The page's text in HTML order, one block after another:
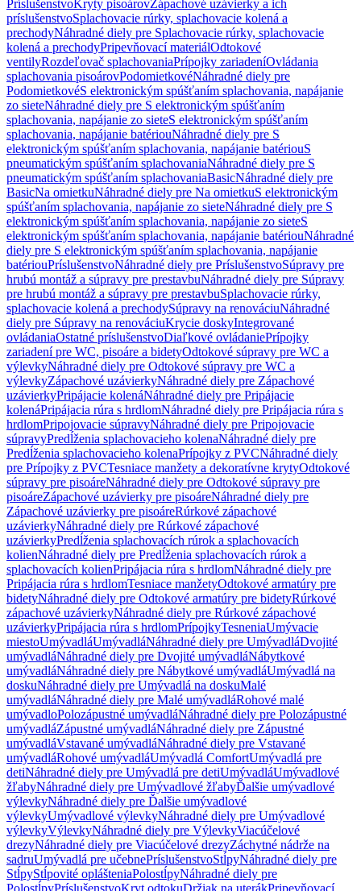
PríslušenstvoKryty pisoárovZápachové uzávierky a ich
príslušenstvoSplachovacie rúrky, splachovacie kolená a
prechodyNáhradné diely pre Splachovacie rúrky, splachovacie
kolená a prechodyPripevňovací materiálOdtokové
ventilyRozdeľovač splachovaniaPrípojky zariadeníOvládania
splachovania pisoárovPodomietkovéNáhradné diely pre
PodomietkovéS elektronickým spúšťaním splachovania, napájanie
zo sieteNáhradné diely pre S elektronickým spúšťaním
splachovania, napájanie zo sieteS elektronickým spúšťaním
splachovania, napájanie batériouNáhradné diely pre S
elektronickým spúšťaním splachovania, napájanie batériouS
pneumatickým spúšťaním splachovaniaNáhradné diely pre S
pneumatickým spúšťaním splachovaniaBasicNáhradné diely pre
BasicNa omietkuNáhradné diely pre Na omietkuS elektronickým
spúšťaním splachovania, napájanie zo sieteNáhradné diely pre S
elektronickým spúšťaním splachovania, napájanie zo sieteS
elektronickým spúšťaním splachovania, napájanie batériouNáhradné
diely pre S elektronickým spúšťaním splachovania, napájanie
batériouPríslušenstvoNáhradné diely pre PríslušenstvoSúpravy pre
hrubú montáž a súpravy pre prestavbuNáhradné diely pre Súpravy
pre hrubú montáž a súpravy pre prestavbuSplachovacie rúrky,
splachovacie kolená a prechodySúpravy na renováciuNáhradné
diely pre Súpravy na renováciuKrycie doskyIntegrované
ovládaniaOstatné príslušenstvoDiaľkové ovládaniePrípojky
zariadení pre WC, pisoáre a bidetyOdtokové súpravy pre WC a
výlevkyNáhradné diely pre Odtokové súpravy pre WC a
výlevkyZápachové uzávierkyNáhradné diely pre Zápachové
uzávierkyPripájacie kolenáNáhradné diely pre Pripájacie
kolenáPripájacia rúra s hrdlomNáhradné diely pre Pripájacia rúra s
hrdlomPripojovacie súpravyNáhradné diely pre Pripojovacie
súpravyPredĺženia splachovacieho kolenaNáhradné diely pre
Predĺženia splachovacieho kolenaPrípojky z PVCNáhradné diely
pre Prípojky z PVCTesniace manžety a dekoratívne krytyOdtokové
súpravy pre pisoáreNáhradné diely pre Odtokové súpravy pre
pisoáreZápachové uzávierky pre pisoáreNáhradné diely pre
Zápachové uzávierky pre pisoáreRúrkové zápachové
uzávierkyNáhradné diely pre Rúrkové zápachové
uzávierkyPredĺženia splachovacích rúrok a splachovacích
kolienNáhradné diely pre Predĺženia splachovacích rúrok a
splachovacích kolienPripájacia rúra s hrdlomNáhradné diely pre
Pripájacia rúra s hrdlomTesniace manžetyOdtokové armatúry pre
bidetyNáhradné diely pre Odtokové armatúry pre bidetyRúrkové
zápachové uzávierkyNáhradné diely pre Rúrkové zápachové
uzávierkyPripájacia rúra s hrdlomPrípojkyTesneniaUmývacie
miestoUmývadláUmývadláNáhradné diely pre UmývadláDvojité
umývadláNáhradné diely pre Dvojité umývadláNábytkové
umývadláNáhradné diely pre Nábytkové umývadláUmývadlá na
doskuNáhradné diely pre Umývadlá na doskuMalé
umývadláNáhradné diely pre Malé umývadláRohové malé
umývadloPolozápustné umývadláNáhradné diely pre Polozápustné
umývadláZápustné umývadláNáhradné diely pre Zápustné
umývadláVstavané umývadláNáhradné diely pre Vstavané
umývadláRohové umývadláUmývadlá ComfortUmývadlá pre
detiNáhradné diely pre Umývadlá pre detiUmývadláUmývadlové
žľabyNáhradné diely pre Umývadlové žľabyĎalšie umývadlové
výlevkyNáhradné diely pre Ďalšie umývadlové
výlevkyUmývadlové výlevkyNáhradné diely pre Umývadlové
výlevkyVýlevkyNáhradné diely pre VýlevkyViacúčelové
drezyNáhradné diely pre Viacúčelové drezyZáchytné nádrže na
sadruUmývadlá pre učebnePríslušenstvoStĺpyNáhradné diely pre
StĺpyStĺpovité oplášteniaPolostĺpyNáhradné diely pre
PolostĺpyPríslušenstvoKryt odtokuDržiak na uterákPripevňovací